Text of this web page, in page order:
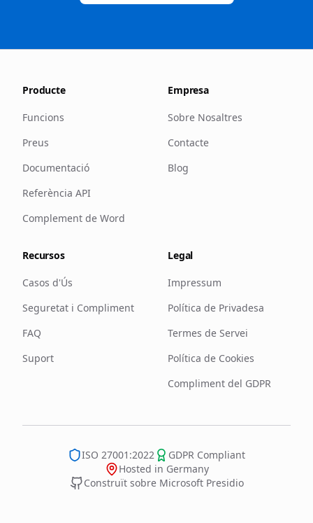
Producte
Funcions
Preus
Documentació
Referència API
Complement de Word
Empresa
Sobre Nosaltres
Contacte
Blog
Recursos
Casos d'Ús
Seguretat i Compliment
FAQ
Suport
Legal
Impressum
Política de Privadesa
Termes de Servei
Política de Cookies
Compliment del GDPR
ISO 27001:2022
GDPR Compliant
Hosted in Germany
Construït sobre Microsoft Presidio